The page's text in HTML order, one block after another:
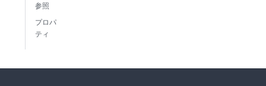
参照
プロパ
ティ